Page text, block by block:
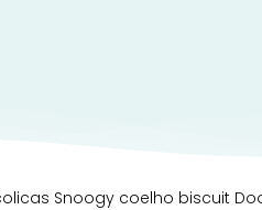
Snoogy coelho biscuit